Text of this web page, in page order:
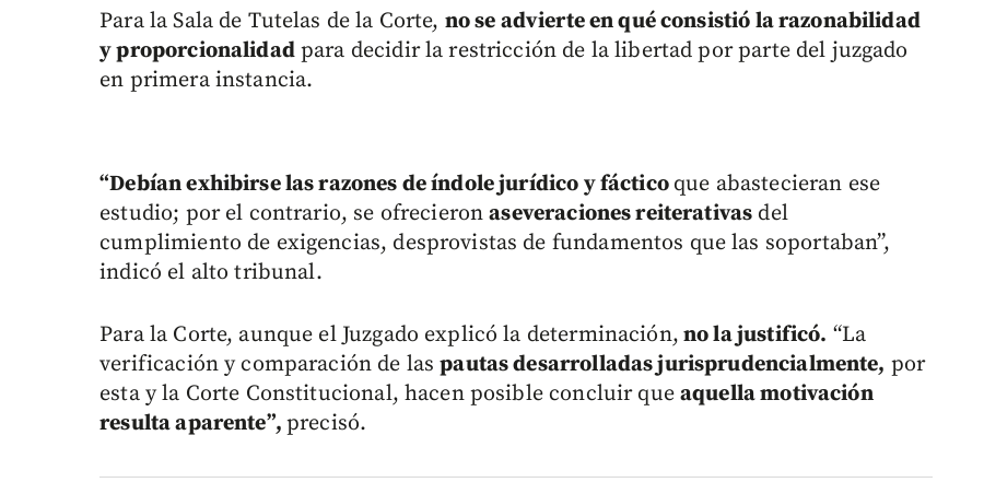
Para la Sala de Tutelas de la Corte, no se advierte en qué consistió la razonabilidad
y proporcionalidadpara decidir la restricción de la libertad por parte del juzgado
en primera instancia.
“Debían exhibirse las razones de índole jurídico y fáctico que abastecieran ese
estudio; por el contrario, se ofrecieronaseveraciones reiterativas del
cumplimiento de exigencias, desprovistas de fundamentos que las soportaban”,
indicó el alto tribunal.
Para la Corte, aunque el Juzgado explicó la determinación, no la justificó. “La
verificación y comparación de laspautas desarrolladas jurisprudencialmente, por
esta y la Corte Constitucional, hacen posible concluir queaquella motivación
resulta aparente”,precisó.